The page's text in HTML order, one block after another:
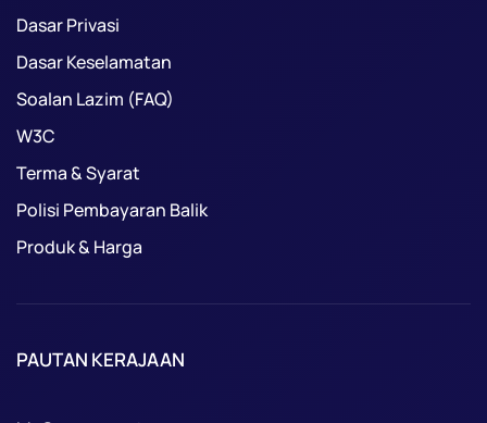
Dasar Privasi
Dasar Keselamatan
Soalan Lazim (FAQ)
W3C
Terma & Syarat
Polisi Pembayaran Balik
Produk & Harga
PAUTAN KERAJAAN